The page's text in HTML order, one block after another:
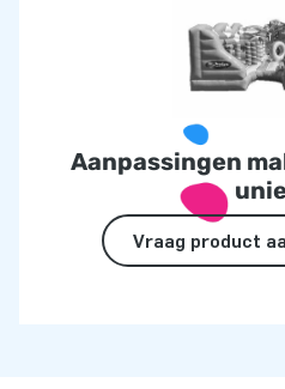
Aanpassingen
Vraag product